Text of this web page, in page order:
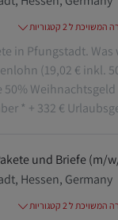
ל 2 קטגוריות
in Pfungstadt. Was
(19,02 € inkl.
* + 332 €
und Briefe (m/
מיקום
Hessen, Germany
ל 2 קטגוריות